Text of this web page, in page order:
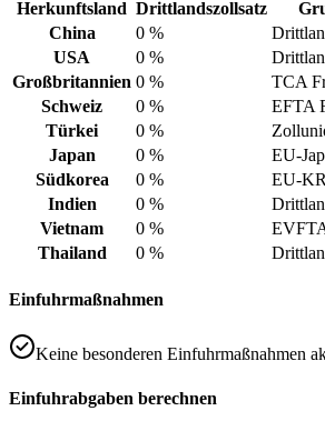
Herkunftsland Drittlandszollsatz
China
0 %
USA
0 %
Großbritannien 0 %
TCA
Schweiz
0 %
EFTA
Türkei
0 %
Japan
0 %
EU-
Südkorea
0 %
EU-
Indien
0 %
Vietnam
0 %
Thailand
0 %
Einfuhrmaßnahmen
Keine besonderen Einfuhrmaßnahmen
Einfuhrabgaben berechnen